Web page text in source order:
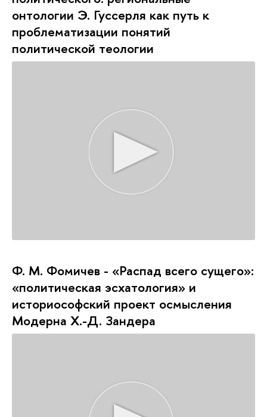
онтологии Э. Гуссерля как путь к
проблематизации понятий
политической теологии
Ф. М. Фомичев - «Распад всего сущего»:
«политическая эсхатология» и
историософский проект осмысления
Модерна Х.-Д. Зандера